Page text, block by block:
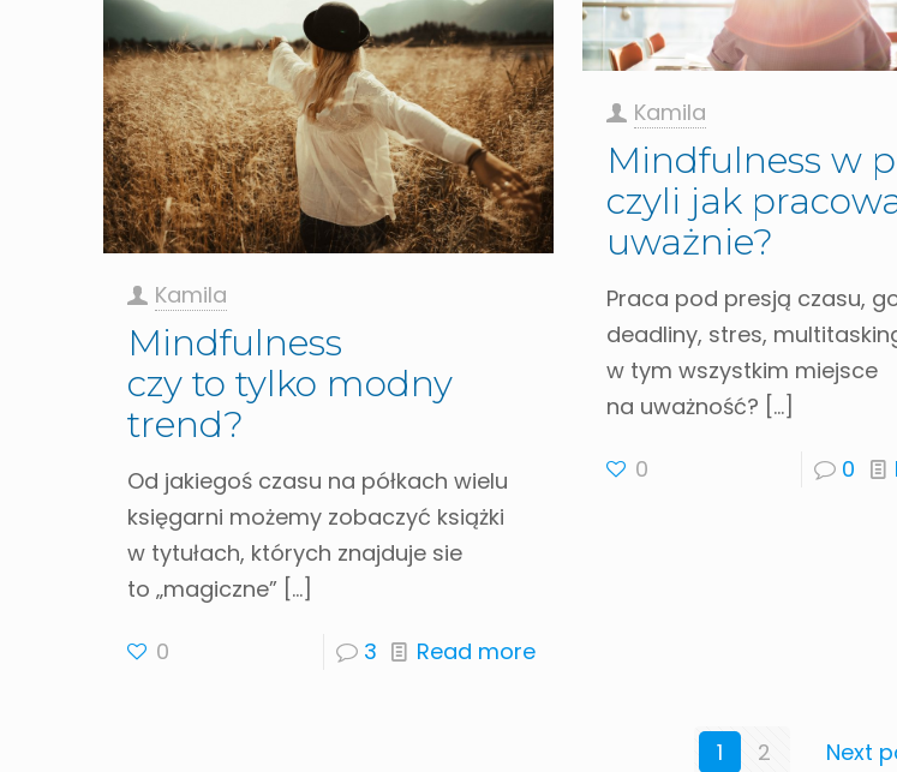
Kamila
Mindfulness w
czyli jak
uważnie?
Praca pod presją czasu,
deadliny, stres,
w tym wszystkim miejsce
na uważność? […]
0 0
Kamila
Mindfulness
czy to tylko modny
trend?
Od jakiegoś czasu na półkach wielu
księgarni możemy zobaczyć książki
w tytułach, których znajduje sie
to „magiczne”[…]
0 3 Read more
1 2 Next